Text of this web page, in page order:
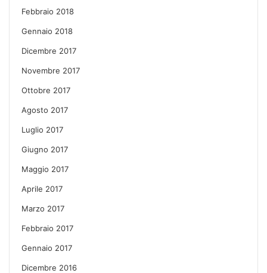
Febbraio 2018
Gennaio 2018
Dicembre 2017
Novembre 2017
Ottobre 2017
Agosto 2017
Luglio 2017
Giugno 2017
Maggio 2017
Aprile 2017
Marzo 2017
Febbraio 2017
Gennaio 2017
Dicembre 2016